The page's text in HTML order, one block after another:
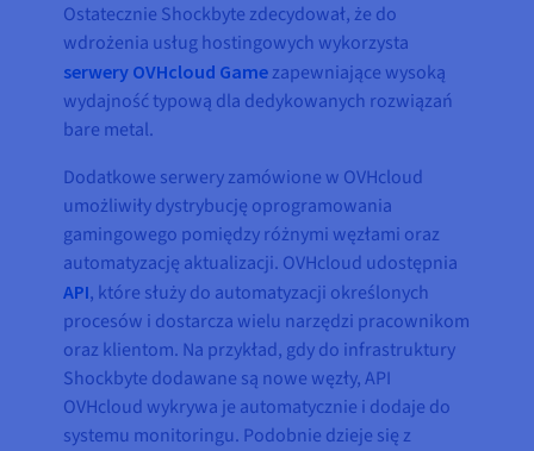
Ostatecznie Shockbyte zdecydował, że do
wdrożenia usług hostingowych wykorzysta
serwery OVHcloud Gamezapewniające wysoką
wydajność typową dla dedykowanych rozwiązań
bare metal.
Dodatkowe serwery zamówione w OVHcloud
umożliwiły dystrybucję oprogramowania
gamingowego pomiędzy różnymi węzłami oraz
automatyzację aktualizacji. OVHcloud udostępnia
API, które służy do automatyzacji określonych
procesów i dostarcza wielu narzędzi pracownikom
oraz klientom. Na przykład, gdy do infrastruktury
Shockbyte dodawane są nowe węzły, API
OVHcloud wykrywa je automatycznie i dodaje do
systemu monitoringu. Podobnie dzieje się z